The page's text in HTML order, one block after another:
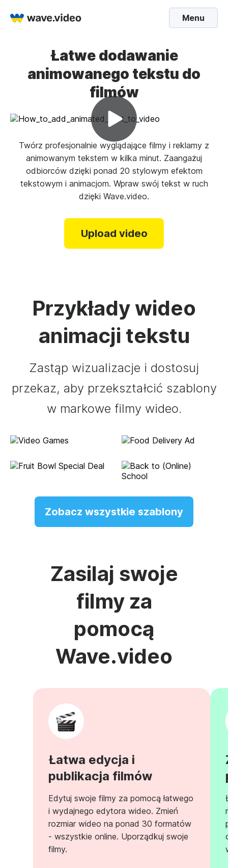
Menu
Łatwe dodawanie
animowanego tekstu do
filmów
Twórz profesjonalnie wyglądające filmy i reklamy z
animowanym tekstem w kilka minut. Zaangażuj
odbiorców dzięki ponad 20 stylowym efektom
tekstowym i animacjom. Wpraw swój tekst w ruch
dzięki Wave.video.
Upload video
Przykłady wideo
animacji tekstu
Zastąp wizualizacje i dostosuj
przekaz, aby przekształcić szablony
w markowe filmy wideo.
Zobacz wszystkie szablony
Zasilaj swoje
filmy za
pomocą
Wave.video
Łatwa edycja i
publikacja filmów
Edytuj swoje filmy za pomocą łatwego
i wydajnego edytora wideo. Zmień
rozmiar wideo na ponad 30 formatów
- wszystkie online. Uporządkuj swoje
filmy.